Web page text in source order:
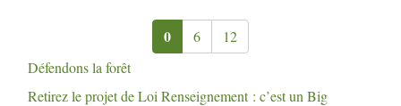
0 6
12
Défendons la forêt
Retirez le projet de Loi Renseignement : c’est un Big